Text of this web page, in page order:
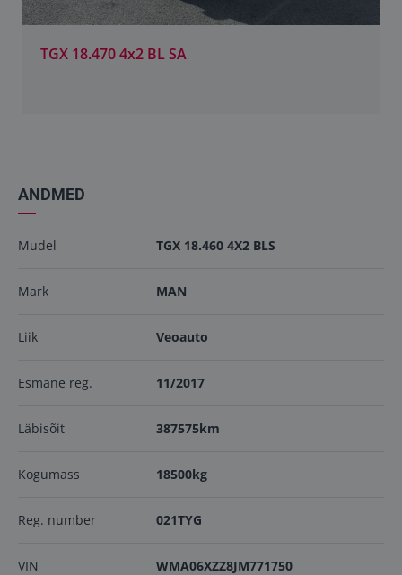
TGX 18.470 4x2 BL SA
ANDMED
Mudel TGX 18.460 4X2 BLS
Mark MAN
Liik Veoauto
Esmane reg. 11/2017
Läbisõit 387575km
Kogumass 18500kg
Reg. number 021TYG
VIN WMA06XZZ8JM771750